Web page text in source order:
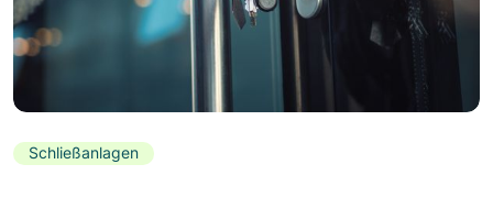
Schließanlagen